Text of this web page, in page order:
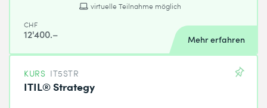
virtuelle Teilnahme möglich
CHF
12'400.– Mehr erfahren
KURS IT5STR
ITIL® Strategy